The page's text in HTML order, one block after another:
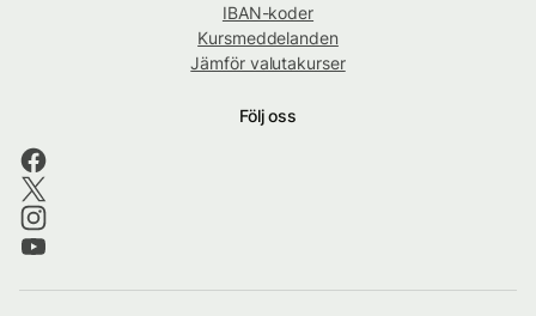
IBAN-koder
Kursmeddelanden
Jämför valutakurser
Följ oss